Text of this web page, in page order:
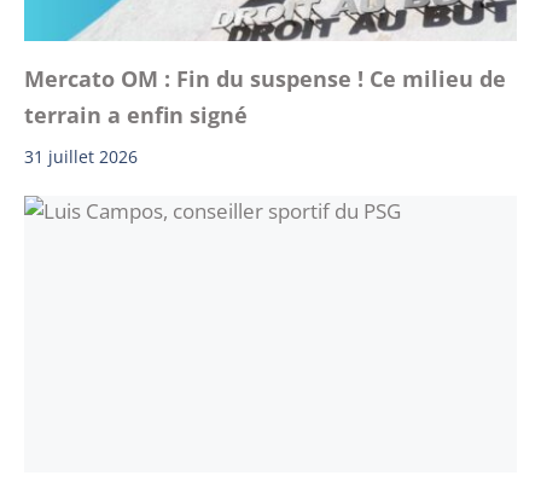
Mercato OM : Fin du suspense ! Ce milieu de
terrain a enfin signé
31 juillet 2026